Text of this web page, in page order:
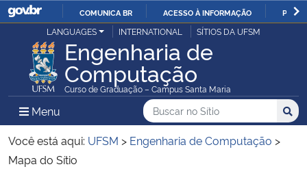
IR
PARA
O
CONTEÚDO
COMUNICA BR ACESSO À INFORMAÇÃO
Ministério da Justiça e Segurança Pública
Ministério da Defesa
Ministério das Relações Exteriores
LANGUAGES INTERNATIONAL SÍTIOS DA UFSM
Engenharia de
Computação
Curso de Graduação – Campus Santa Maria
Menu Menu Principal do Sítio
Busca
Buscar no no Sítio
Busca:
Você está aqui: UFSM > Engenharia de Computação >
Mapa do Sítio